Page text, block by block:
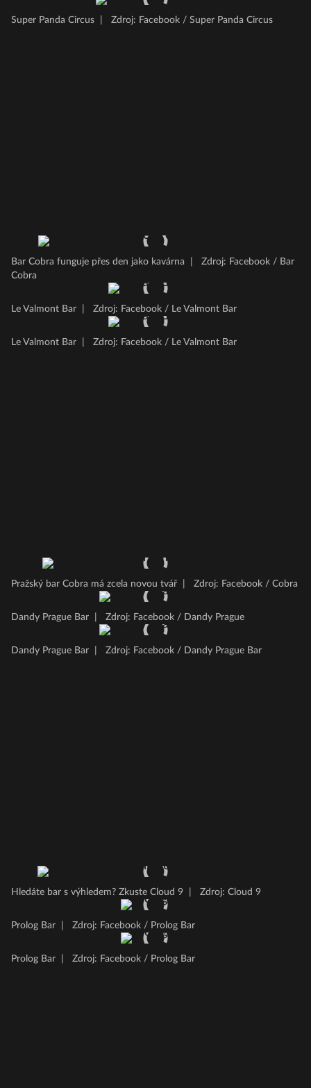
Super Panda Circus Zdroj: Facebook / Super Panda Circus
Bar Cobra funguje přes den jako kavárna
Zdroj: Facebook / Bar
Cobra
Le Valmont Bar Zdroj: Facebook / Le Valmont Bar
Le Valmont Bar Zdroj: Facebook / Le Valmont Bar
Pražský bar Cobra má zcela novou tvář Zdroj: Facebook / Cobra
Dandy Prague Bar Zdroj: Facebook / Dandy Prague
Dandy Prague Bar Zdroj: Facebook / Dandy Prague Bar
Hledáte bar s výhledem? Zkuste Cloud 9 Zdroj: Cloud 9
Prolog Bar Zdroj: Facebook / Prolog Bar
Prolog Bar Zdroj: Facebook / Prolog Bar